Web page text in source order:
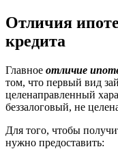
Отличия
кредита
Главное отличие
том, что первый вид
целенаправленный
беззалоговый, не
Для того, чтобы
нужно предоставить: